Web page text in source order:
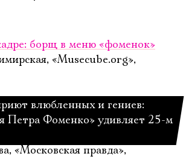
борщ в меню «фоменок»
«Musecube.org»,
влюбленных и гениев:
Петра Фоменко» удивляет 25-м
«Московская правда»,